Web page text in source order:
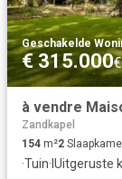
Geschakelde
€ 315.000
à vendre
Zandkapel
154 m²2
·Tuin· IUitgeruste